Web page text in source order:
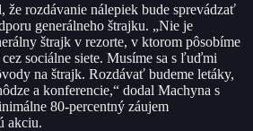
rozdávanie nálepiek bude sprevádzať
generálneho štrajku. „Nie je
štrajk v rezorte, v ktorom pôsobíme
sociálne siete. Musíme sa s ľuďmi
na štrajk. Rozdávať budeme letáky,
a konferencie,“ dodal Machyna s
80-percentný záujem
akciu.